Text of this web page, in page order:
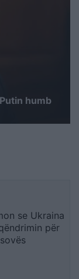
humb
se Ukraina
për